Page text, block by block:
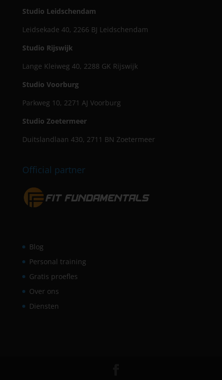
Studio Leidschendam
Leidsekade 40, 2266 BJ Leidschendam
Studio Rijswijk
Lange Kleiweg 40, 2288 GK Rijswijk
Studio Voorburg
Parkweg 10, 2271 AJ Voorburg
Studio Zoetermeer
Duitslandlaan 430, 2711 BN Zoetermeer
Official partner
Blog
Personal training
Gratis proefles
Over ons
Diensten